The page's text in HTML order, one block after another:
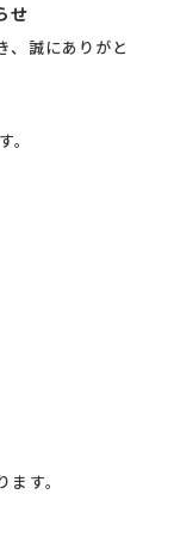
せ
誠にありがと
す。